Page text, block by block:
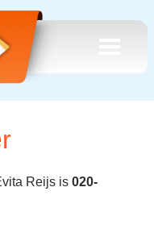
Reijs is 020-